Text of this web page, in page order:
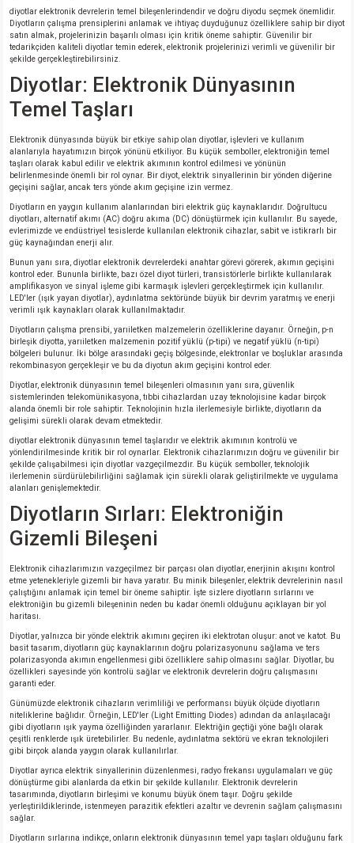
diyotlar elektronik devrelerin temel bileşenlerindendir ve doğru diyodu seçmek önemlidir.
Diyotların çalışma prensiplerini anlamak ve ihtiyaç duyduğunuz özelliklere sahip bir diyot
satın almak, projelerinizin başarılı olması için kritik öneme sahiptir. Güvenilir bir
tedarikçiden kaliteli diyotlar temin ederek, elektronik projelerinizi verimli ve güvenilir bir
şekilde gerçekleştirebilirsiniz.
Diyotlar: Elektronik Dünyasının
Temel Taşları
Elektronik dünyasında büyük bir etkiye sahip olan diyotlar, işlevleri ve kullanım
alanlarıyla hayatımızın birçok yönünü etkiliyor. Bu küçük semboller, elektroniğin temel
taşları olarak kabul edilir ve elektrik akımının kontrol edilmesi ve yönünün
belirlenmesinde önemli bir rol oynar. Bir diyot, elektrik sinyallerinin bir yönden diğerine
geçişini sağlar, ancak ters yönde akım geçişine izin vermez.
Diyotların en yaygın kullanım alanlarından biri elektrik güç kaynaklarıdır. Doğrultucu
diyotları, alternatif akımı (AC) doğru akıma (DC) dönüştürmek için kullanılır. Bu sayede,
evlerimizde ve endüstriyel tesislerde kullanılan elektronik cihazlar, sabit ve istikrarlı bir
güç kaynağından enerji alır.
Bunun yanı sıra, diyotlar elektronik devrelerdeki anahtar görevi görerek, akımın geçişini
kontrol eder. Bununla birlikte, bazı özel diyot türleri, transistörlerle birlikte kullanılarak
amplifikasyon ve sinyal işleme gibi karmaşık işlevleri gerçekleştirmek için kullanılır.
LED'ler (ışık yayan diyotlar), aydınlatma sektöründe büyük bir devrim yaratmış ve enerji
verimli ışık kaynakları olarak kullanılmaktadır.
Diyotların çalışma prensibi, yarıiletken malzemelerin özelliklerine dayanır. Örneğin, p-n
birleşik diyotta, yarıiletken malzemenin pozitif yüklü (p-tipi) ve negatif yüklü (n-tipi)
bölgeleri bulunur. İki bölge arasındaki geçiş bölgesinde, elektronlar ve boşluklar arasında
rekombinasyon gerçekleşir ve bu da diyotun akım geçişini kontrol eder.
Diyotlar, elektronik dünyasının temel bileşenleri olmasının yanı sıra, güvenlik
sistemlerinden telekomünikasyona, tıbbi cihazlardan uzay teknolojisine kadar birçok
alanda önemli bir role sahiptir. Teknolojinin hızla ilerlemesiyle birlikte, diyotların da
gelişimi sürekli olarak devam etmektedir.
diyotlar elektronik dünyasının temel taşlarıdır ve elektrik akımının kontrolü ve
yönlendirilmesinde kritik bir rol oynarlar. Elektronik cihazlarımızın doğru ve güvenilir bir
şekilde çalışabilmesi için diyotlar vazgeçilmezdir. Bu küçük semboller, teknolojik
ilerlemenin sürdürülebilirliğini sağlamak için sürekli olarak geliştirilmekte ve uygulama
alanları genişlemektedir.
Diyotların Sırları: Elektroniğin
Gizemli Bileşeni
Elektronik cihazlarımızın vazgeçilmez bir parçası olan diyotlar, enerjinin akışını kontrol
etme yetenekleriyle gizemli bir hava yaratır. Bu minik bileşenler, elektrik devrelerinin nasıl
çalıştığını anlamak için temel bir öneme sahiptir. İşte sizlere diyotların sırlarını ve
elektroniğin bu gizemli bileşeninin neden bu kadar önemli olduğunu açıklayan bir yol
haritası.
Diyotlar, yalnızca bir yönde elektrik akımını geçiren iki elektrotan oluşur: anot ve katot. Bu
basit tasarım, diyotların güç kaynaklarının doğru polarizasyonunu sağlama ve ters
polarizasyonda akımın engellenmesi gibi özelliklere sahip olmasını sağlar. Diyotlar, bu
özellikleri sayesinde yön kontrolü sağlar ve elektronik devrelerin doğru çalışmasını
garanti eder.
Günümüzde elektronik cihazların verimliliği ve performansı büyük ölçüde diyotların
niteliklerine bağlıdır. Örneğin, LED'ler (Light Emitting Diodes) adından da anlaşılacağı
gibi diyotların ışık yayma özelliğinden yararlanır. Elektriğin geçtiği yöne bağlı olarak
çeşitli renklerde ışık üretebilirler. Bu nedenle, aydınlatma sektörü ve ekran teknolojileri
gibi birçok alanda yaygın olarak kullanılırlar.
Diyotlar ayrıca elektrik sinyallerinin düzenlenmesi, radyo frekansı uygulamaları ve güç
dönüştürme gibi alanlarda da etkin bir şekilde kullanılır. Elektronik devrelerin
tasarımında, diyotların birleşimi ve konumu büyük önem taşır. Doğru şekilde
yerleştirildiklerinde, istenmeyen parazitik efektleri azaltır ve devrenin sağlam çalışmasını
sağlar.
Diyotların sırlarına indikçe, onların elektronik dünyasının temel yapı taşları olduğunu fark